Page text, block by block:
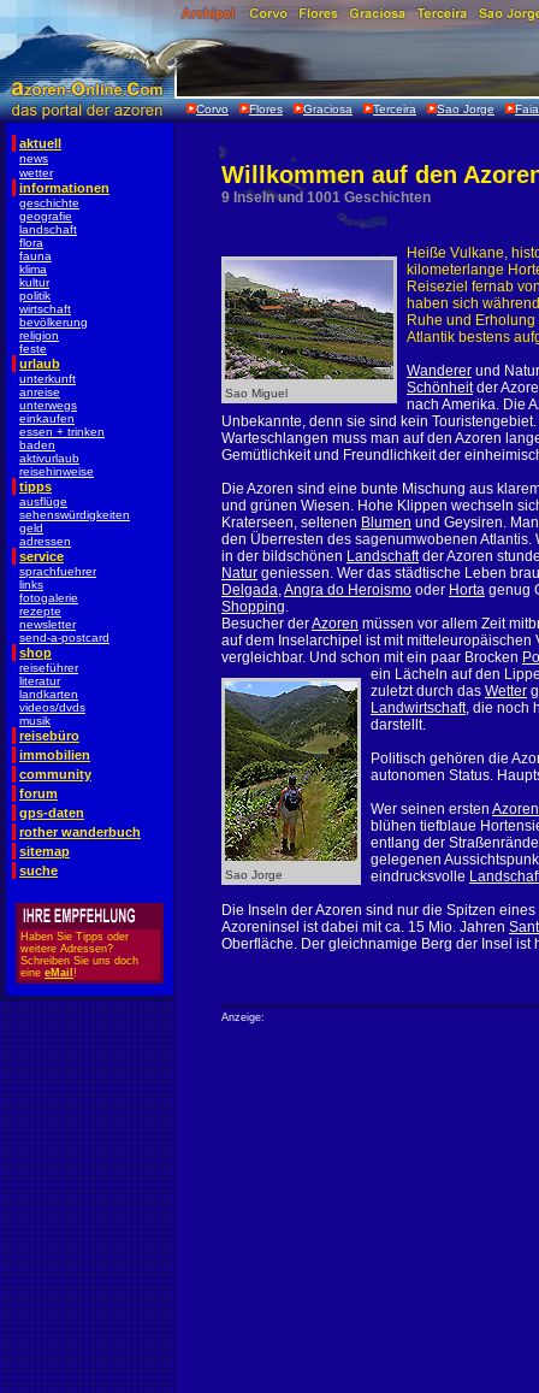
Corvo Flores Graciosa Terceira Sao Jorge
aktuell
news
wetter
informationen
geschichte
geografie
landschaft
flora
fauna
klima
kultur
politik
wirtschaft
bevölkerung
religion
feste
urlaub
unterkunft
anreise
unterwegs
einkaufen
essen + trinken
baden
aktivurlaub
reisehinweise
tipps
ausflüge
sehenswürdigkeiten
geld
adressen
service
sprachfuehrer
links
fotogalerie
rezepte
newsletter
send-a-postcard
shop
reiseführer
literatur
landkarten
videos/dvds
musik
reisebüro
immobilien
community
forum
gps-daten
rother wanderbuch
sitemap
suche
Haben Sie Tipps oder
weitere Adressen?
Schreiben Sie uns doch
eine eMail !
Willkommen auf den
9 Inseln und 1001 Geschichten
Sao Miguel
Heiße Vulkane,
kilometerlange
Reiseziel fernab
haben sich
Ruhe und
Atlantik bestens
Wanderer und
Schönheitder
nach Amerika. Die
Unbekannte, denn sie sind kein
Warteschlangen muss man auf den Azoren
Gemütlichkeit und Freundlichkeit der
Die Azoren sind eine bunte Mischung aus
und grünen Wiesen. Hohe Klippen wechseln
Kraterseen, seltenen Blumen und Geysiren.
den Überresten des sagenumwobenen Atlantis.
in der bildschönen Landschaftder Azoren
Natur geniessen. Wer das städtische Leben
Delgada,Angra do Heroismo oder Horta genug
Shopping.
Besucher derAzoren müssen vor allem Zeit
auf dem Inselarchipel ist mit mitteleuropäischen
vergleichbar. Und schon mit ein paar Brocken
ein Lächeln auf den
Sao Jorge
zuletzt durch das Wetter
Landwirtschaft, die noch
darstellt.
Politisch gehören die
autonomen Status.
Wer seinen ersten
blühen tiefblaue
entlang der
gelegenen
eindrucksvolle
Die Inseln der Azoren sind nur die Spitzen
Azoreninsel ist dabei mit ca. 15 Mio. Jahren
Oberfläche. Der gleichnamige Berg der Insel ist
Anzeige: